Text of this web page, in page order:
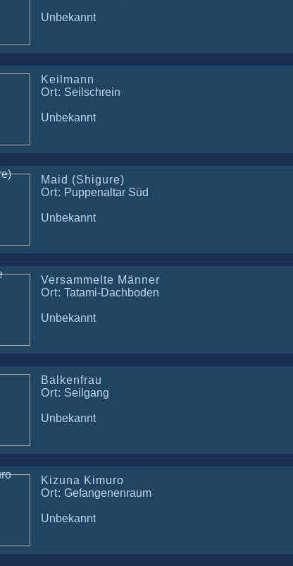
Unbekannt
Keilmann
Ort: Seilschrein
Unbekannt
Maid (Shigure)
Ort: Puppenaltar Süd
Unbekannt
Versammelte Männer
Ort: Tatami-Dachboden
Unbekannt
Balkenfrau
Ort: Seilgang
Unbekannt
Kizuna Kimuro
Ort: Gefangenenraum
Unbekannt